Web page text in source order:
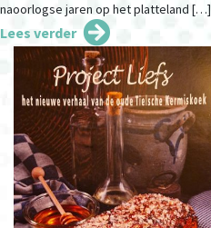
naoorlogse jaren op het platteland […]
Lees verder